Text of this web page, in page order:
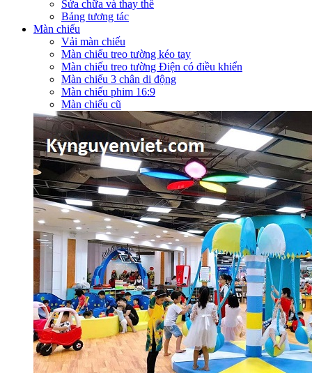
Sửa chữa và thay thế
Bảng tương tác
Màn chiếu
Vải màn chiếu
Màn chiếu treo tường kéo tay
Màn chiếu treo tường Điện có điều khiển
Màn chiếu 3 chân di động
Màn chiếu phim 16:9
Màn chiếu cũ